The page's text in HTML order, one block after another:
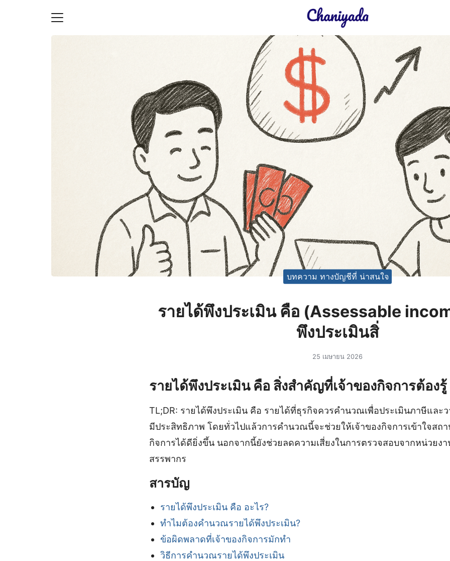
บทความ ทางบัญชีที่ น่าสนใจ
รายได้พึงประเมิน คือ (Assessable
พึงประเมินสิ่
25 เมษายน 2026
รายได้พึงประเมิน คือ สิ่งสำคัญที่เจ้าของกิจการต้องรู้
TL;DR: รายได้พึงประเมิน คือ รายได้ที่ธุรกิจควรคำนวณเพื่อประเมินภาษีและว
มีประสิทธิภาพ โดยทั่วไปแล้วการคำนวณนี้จะช่วยให้เจ้าของกิจการเข้าใจสถา
กิจการได้ดียิ่งขึ้น นอกจากนี้ยังช่วยลดความเสี่ยงในการตรวจสอบจากหน่วยงา
สรรพากร
สารบัญ
รายได้พึงประเมิน คือ อะไร?
ทำไมต้องคำนวณรายได้พึงประเมิน?
ข้อผิดพลาดที่เจ้าของกิจการมักทำ
วิธีการคำนวณรายได้พึงประเมิน